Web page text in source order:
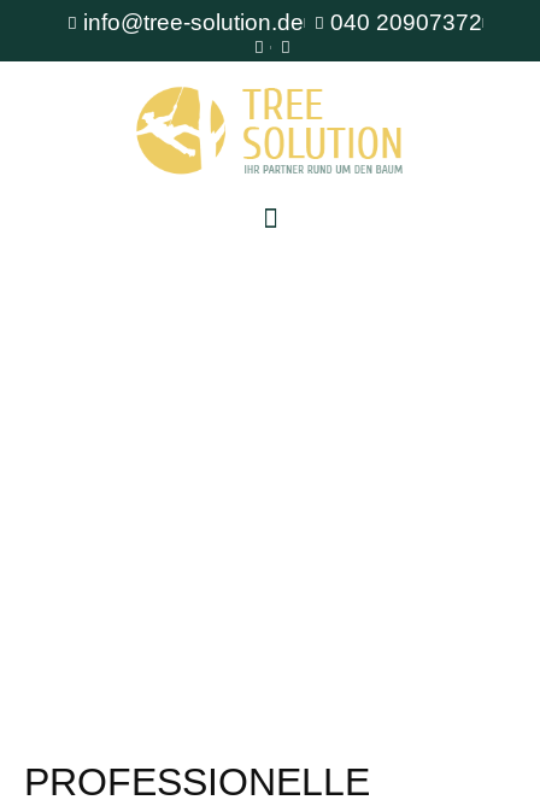
info@tree-solution.de 040 20907372
PROFESSIONELLE